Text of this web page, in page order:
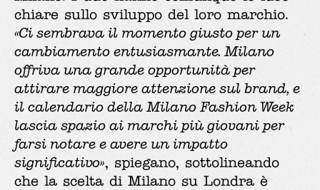
chiare sullo sviluppo del loro marchio.
«Ci sembrava il momento giusto per un
cambiamento entusiasmante. Milano
offriva una grande opportunità per
attirare maggiore attenzione sul brand, e
il calendario della Milano Fashion Week
lascia spazio ai marchi più giovani per
farsi notare e avere un impatto
significativo», spiegano, sottolineando
che la scelta di Milano su Londra è